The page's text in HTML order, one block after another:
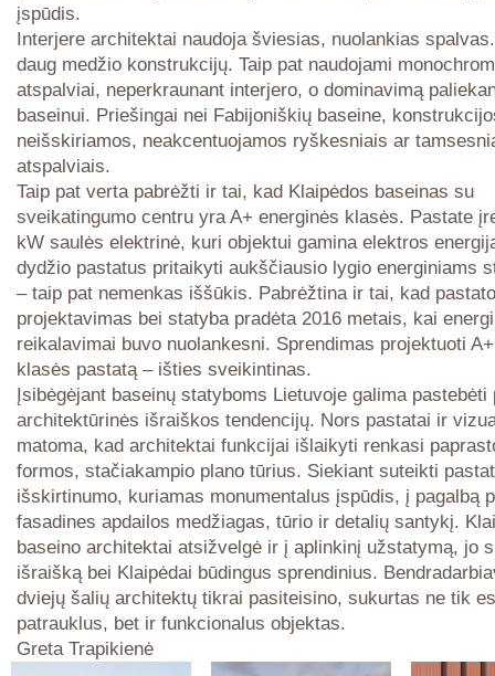
įspūdis.
Interjere architektai naudoja šviesias, nuolankias
daug medžio konstrukcijų. Taip pat naudojami
atspalviai, neperkraunant interjero, o dominavimą
baseinui. Priešingai nei Fabijoniškių baseine,
neišskiriamos, neakcentuojamos ryškesniais ar
atspalviais.
Taip pat verta pabrėžti ir tai, kad Klaipėdos baseinas su
sveikatingumo centru yra A+ energinės klasės. Pastate
kW saulės elektrinė, kuri objektui gamina elektros
dydžio pastatus pritaikyti aukščiausio lygio energiniams
– taip pat nemenkas iššūkis. Pabrėžtina ir tai, kad pastato
projektavimas bei statyba pradėta 2016 metais, kai
reikalavimai buvo nuolankesni. Sprendimas projektuoti
klasės pastatą – išties sveikintinas.
Įsibėgėjant baseinų statyboms Lietuvoje galima pastebėti
architektūrinės išraiškos tendencijų. Nors pastatai ir
matoma, kad architektai funkcijai išlaikyti renkasi
formos, stačiakampio plano tūrius. Siekiant suteikti
išskirtinumo, kuriamas monumentalus įspūdis, į pagalbą
fasadines apdailos medžiagas, tūrio ir detalių santykį.
baseino architektai atsižvelgė ir į aplinkinį užstatymą, jo
išraišką bei Klaipėdai būdingus sprendinius.
dviejų šalių architektų tikrai pasiteisino, sukurtas ne tik
patrauklus, bet ir funkcionalus objektas.
Greta Trapikienė